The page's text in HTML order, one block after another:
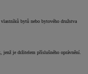
bytů nebo bytového družstva
je držitelem příslušného oprávnění.